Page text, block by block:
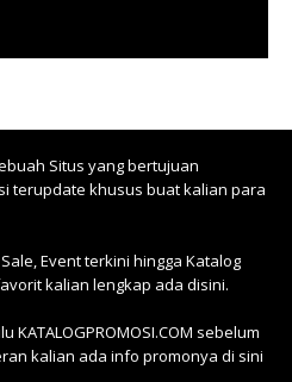
Situs yang bertujuan
terupdate khusus buat kalian para
Event terkini hingga Katalog
kalian lengkap ada disini.
sebelum
kalian ada info promonya di sini